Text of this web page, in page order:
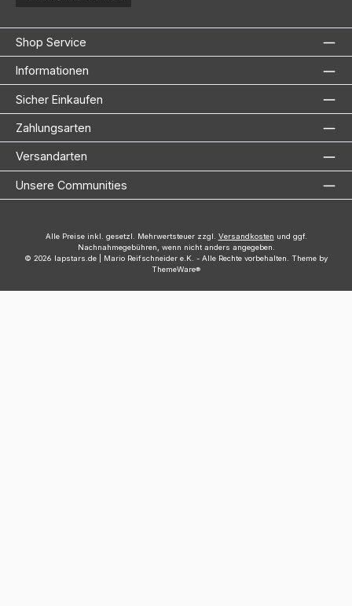
Shop Service
Informationen
Sicher Einkaufen
Zahlungsarten
Versandarten
Unsere Communities
Alle Preise inkl. gesetzl. Mehrwertsteuer zzgl. Versandkosten und ggf.
Nachnahmegebühren, wenn nicht anders angegeben.
© 2026 lapstars.de | Mario Reifschneider e.K. - Alle Rechte vorbehalten. Theme by
ThemeWare®